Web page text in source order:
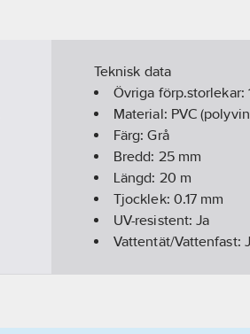
Teknisk data
Övriga förp.storlekar:
Material: PVC
Färg:Grå
Bredd: 25mm
Längd: 20 m
Tjocklek: 0.17 mm
UV-resistent:Ja
Vattentät/Vattenfast: